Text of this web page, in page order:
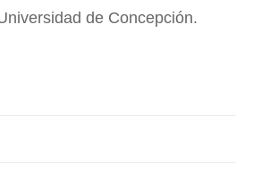
de Concepción.